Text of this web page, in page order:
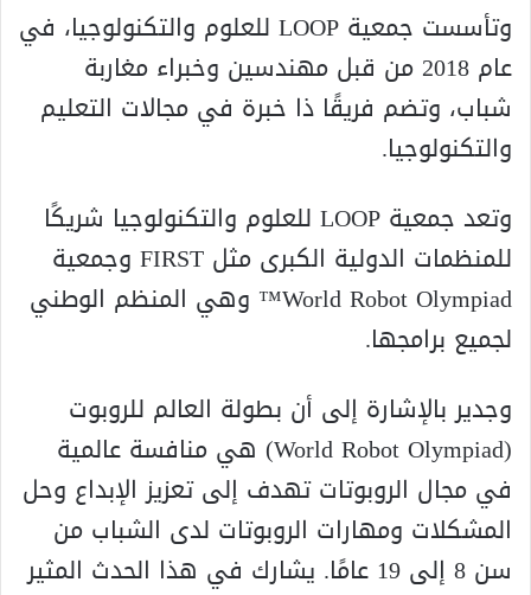
وتأسست جمعية LOOP للعلوم والتكنولوجيا، في
عام 2018 من قبل مهندسين وخبراء مغاربة
شباب، وتضم فريقًا ذا خبرة في مجالات التعليم
والتكنولوجيا.
وتعد جمعية LOOP للعلوم والتكنولوجيا شريكًا
للمنظمات الدولية الكبرى مثل FIRST وجمعية
World Robot Olympiad™ وهي المنظم الوطني
لجميع برامجها.
وجدير بالإشارة إلى أن بطولة العالم للروبوت
(World Robot Olympiad) هي منافسة عالمية
في مجال الروبوتات تهدف إلى تعزيز الإبداع وحل
المشكلات ومهارات الروبوتات لدى الشباب من
سن 8 إلى 19 عامًا. يشارك في هذا الحدث المثير